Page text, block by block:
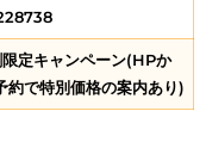
定キャンペーン(HPか
約で特別価格の案内あり)